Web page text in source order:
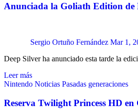
Anunciada la Goliath Edition
Sergio Ortuño Fernández Mar 1,
Deep Silver ha anunciado esta tarde la
Leer más
Nintendo Noticias Pasadas generaciones
Reserva Twilight Princess HD